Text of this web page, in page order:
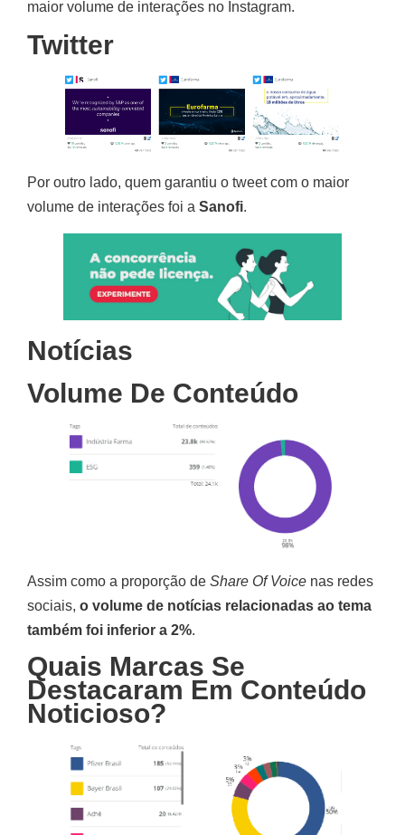
maior volume de interações no Instagram.
Twitter
Por outro lado, quem garantiu o tweet com o maior
volume de interações foi a Sanofi.
Notícias
Volume De Conteúdo
Assim como a proporção de Share Of Voice nas redes
sociais, o volume de notícias relacionadas ao tema
também foi inferior a 2%.
Quais Marcas Se
Destacaram Em Conteúdo
Noticioso?